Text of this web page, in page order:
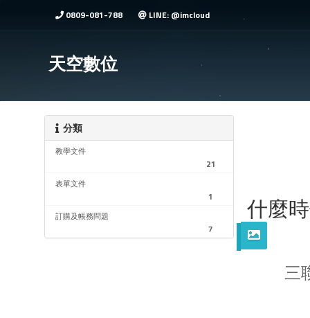
0809-081-788 LINE: @imcloud
天空數位
分類
教學文件
21
表單文件
1
訂購及帳務問題
7
什麼
三